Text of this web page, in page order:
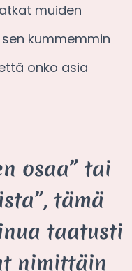
muiden
kummemmin
onko asia
osaa” tai
tämä
taatusti
nimittäin